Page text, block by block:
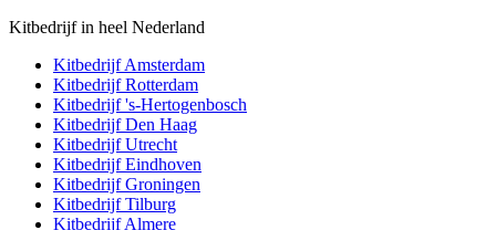
Kitbedrijf in heel Nederland
KitbedrijfAmsterdam
KitbedrijfRotterdam
Kitbedrijf's-Hertogenbosch
KitbedrijfDen Haag
KitbedrijfUtrecht
KitbedrijfEindhoven
KitbedrijfGroningen
KitbedrijfTilburg
KitbedrijfAlmere